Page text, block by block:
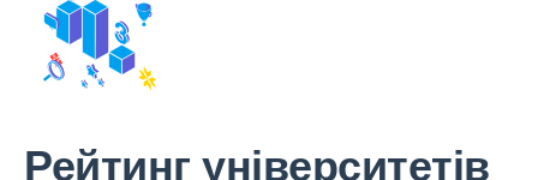
Рейтинг університетів